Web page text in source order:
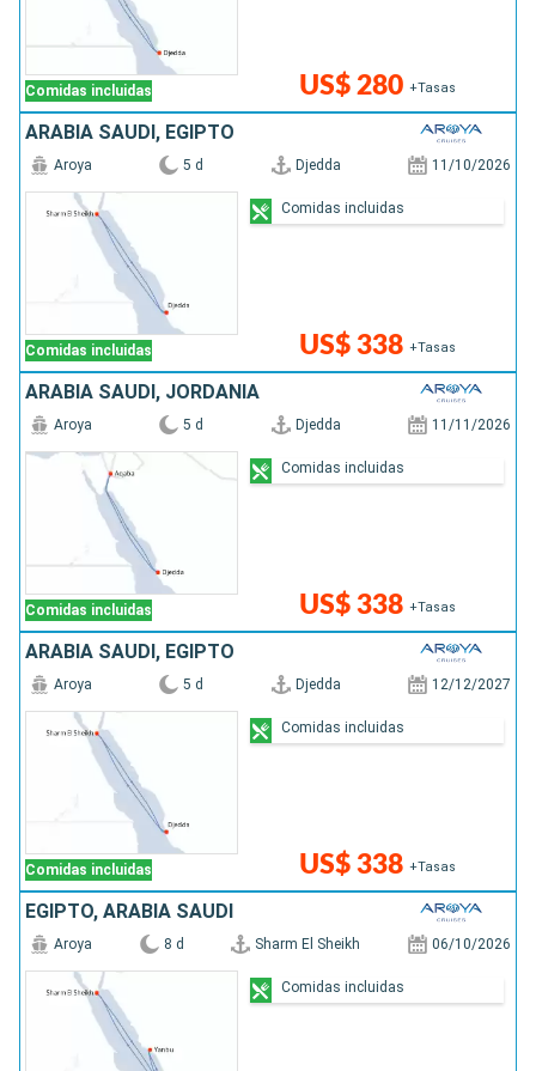
Comidas incluidas US$ 280 +Tasas
ARABIA SAUDÍ, EGIPTO
Comidas incluidas
Aroya 5 d Djedda 11/10/2026
US$ 338 +Tasas
Comidas incluidas
ARABIA SAUDÍ, JORDANIA
Comidas incluidas
Aroya 5 d Djedda 11/11/2026
US$ 338 +Tasas
Comidas incluidas
ARABIA SAUDÍ, EGIPTO
Comidas incluidas
Aroya 5 d Djedda 12/12/2027
US$ 338 +Tasas
Comidas incluidas
EGIPTO, ARABIA SAUDÍ
Aroya 8 d Sharm El Sheikh 06/10/2026
Comidas incluidas